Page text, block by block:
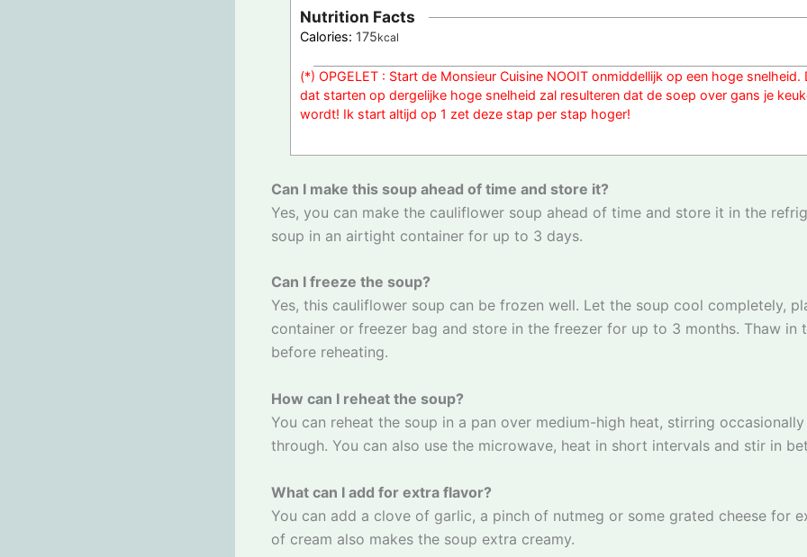
Nutrition Facts
Calories: 175kcal
(*) OPGELET : Start de Monsieur Cuisine NOOIT onmiddellijk op een hoge
dat starten op dergelijke hoge snelheid zal resulteren dat de soep over gans je
wordt! Ik start altijd op 1 zet deze stap per stap hoger!
Can I make this soup ahead of time and store it?
Yes, you can make the cauliflower soup ahead of time and store it in the
soup in an airtight container for up to 3 days.
Can I freeze the soup?
Yes, this cauliflower soup can be frozen well. Let the soup cool completely,
container or freezer bag and store in the freezer for up to 3 months. Thaw in
before reheating.
How can I reheat the soup?
You can reheat the soup in a pan over medium-high heat, stirring
through. You can also use the microwave, heat in short intervals and stir in
What can I add for extra flavor?
You can add a clove of garlic, a pinch of nutmeg or some grated cheese for
of cream also makes the soup extra creamy.